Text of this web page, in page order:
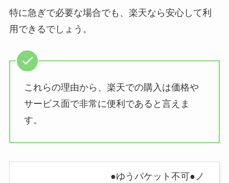
特に急ぎで必要な場合でも、楽天なら安心して利
用できるでしょう。
これらの理由から、楽天での購入は価格や
サービス面で非常に便利であると言えま
す。
●ゆうパケット不可●ノ